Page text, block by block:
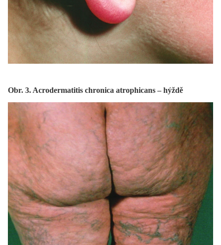
Obr. 3. Acrodermatitis chronica atrophicans – hýždě